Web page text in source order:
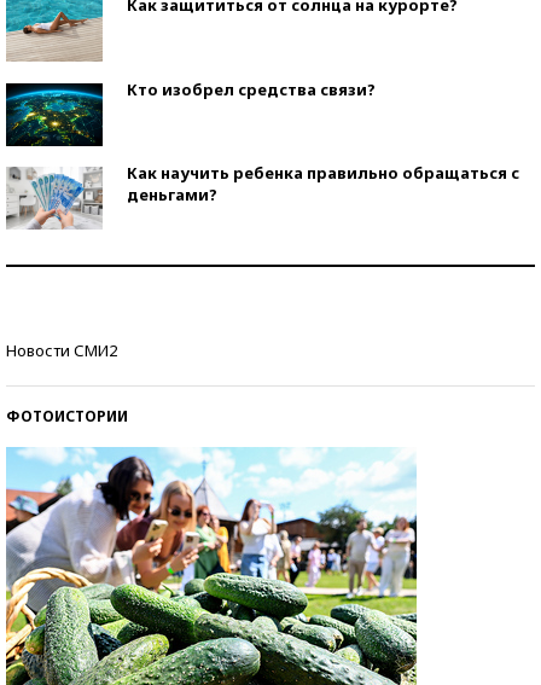
Кто изобрел средства связи?
Как научить ребенка правильно обращаться с
деньгами?
Новости СМИ2
ФОТОИСТОРИИ